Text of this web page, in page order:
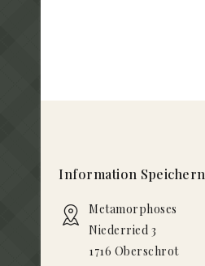
Information Speichern
Metamorphoses
Niederried 3
1716 Oberschrot